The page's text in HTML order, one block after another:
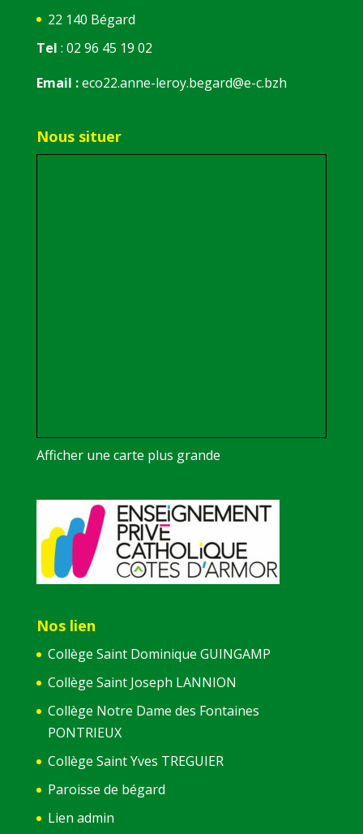
22 140 Bégard
Tel : 02 96 45 19 02
Email :eco22.anne-leroy.begard@e-c.bzh
Nous situer
Afficher une carte plus grande
Nos lien
Collège Saint Dominique GUINGAMP
Collège Saint Joseph LANNION
Collège Notre Dame des Fontaines
PONTRIEUX
Collège Saint Yves TREGUIER
Paroisse de bégard
Lien admin